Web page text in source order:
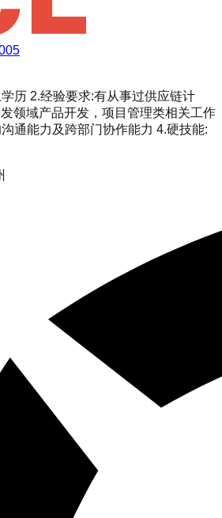
历 2.经验要求:有从事过供应链计
领域产品开发，项目管理类相关工作
通能力及跨部门协作能力 4.硬技能: